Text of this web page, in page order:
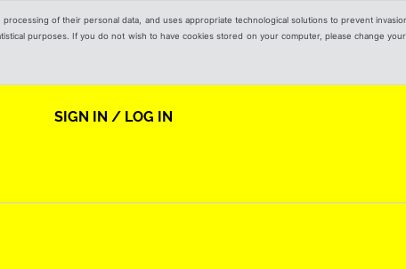
of their personal data, and uses appropriate technological solutions to prevent
purposes. If you do not wish to have cookies stored on your computer, please change
SIGN IN / LOG IN